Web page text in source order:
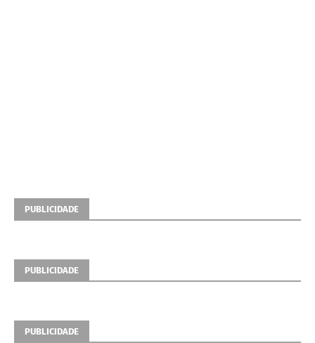
PUBLICIDADE
PUBLICIDADE
PUBLICIDADE